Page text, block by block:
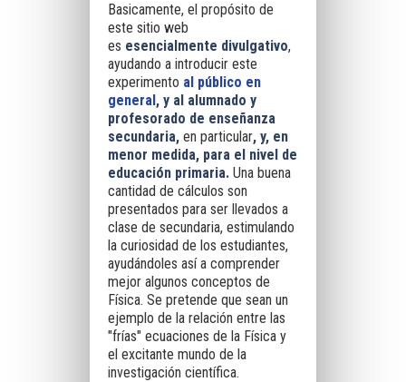
Basicamente, el propósito de
este sitio web
es esencialmente divulgativo,
ayudando a introducir este
experimento al público en
general, y al alumnado y
profesorado de enseñanza
secundaria, en particular, y, en
menor medida, para el nivel de
educación primaria.Una buena
cantidad de cálculos son
presentados para ser llevados a
clase de secundaria, estimulando
la curiosidad de los estudiantes,
ayudándoles así a comprender
mejor algunos conceptos de
Física. Se pretende que sean un
ejemplo de la relación entre las
"frías" ecuaciones de la Física y
el excitante mundo de la
investigación científica.